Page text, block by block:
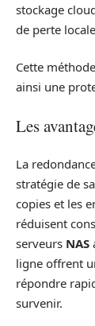
stockage
de perte
Cette
ainsi une
Les
La
stratégie de
copies et les
réduisent
serveurs NAS
ligne offrent
répondre
survenir.